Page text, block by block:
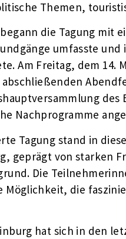
Themen,
die Tagung mit
umfasste
Am Freitag, dem
des
Nachprogramme
Tagung stand in
geprägt von starken
Die
Möglichkeit, die
hat sich in den